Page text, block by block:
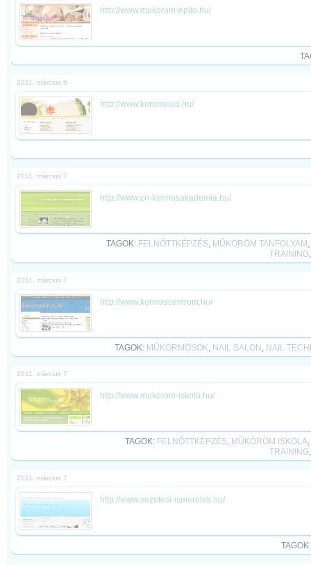
http://www.mukorom-epito.hu/
2011. március 6
http://www.koromklub.hu/
2011. március 7
http://www.cn-kormosakademia.hu/
TAGOK: FELNŐTTKÉPZÉS, MŰKÖRÖM TANFOLYAM ,
TRAINING
2011. március 7
http://www.kormoscentrum.hu/
TAGOK: MŰKÖRMÖSÖK, NAIL SALON , NAIL
2011. március 7
http://www.mukorom-iskola.hu/
TAGOK: FELNŐTTKÉPZÉS, MŰKÖRÖM ISKOLA,
TRAINING
2011. március 7
http://www.vezetesi-ismeretek.hu/